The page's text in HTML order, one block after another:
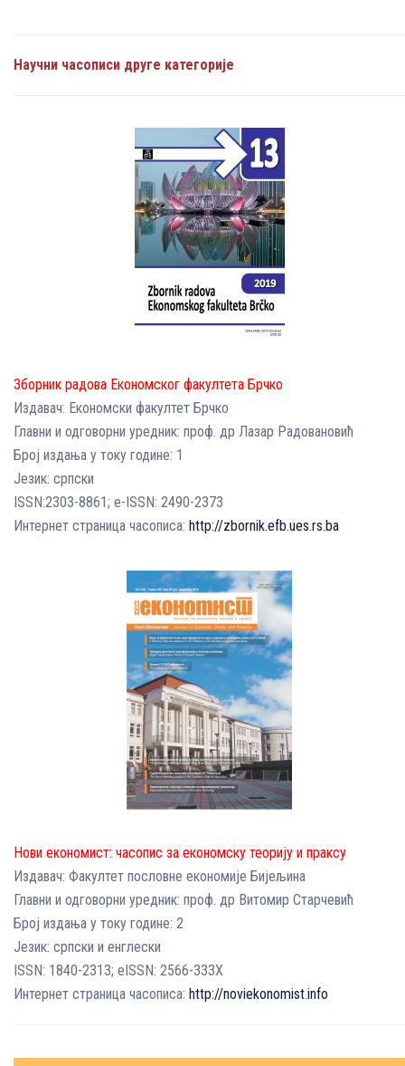
Научни часописи друге категорије
Зборник радова Економског факултета Брчко
Издавач: Економски факултет Брчко
Главни и одговорни уредник: проф. др Лазар Радовановић
Број издања у току године: 1
Језик: српски
ISSN:2303-8861; e-ISSN: 2490-2373
Интернет страница часописа: http://zbornik.efb.ues.rs.ba
Нови економист: часопис за економску теорију и праксу
Издавач: Факултет пословне економије Бијељина
Главни и одговорни уредник: проф. др Витомир Старчевић
Број издања у току године: 2
Језик: српски и енглески
ISSN: 1840-2313; eISSN: 2566-333X
Интернет страница часописа: http://noviekonomist.info